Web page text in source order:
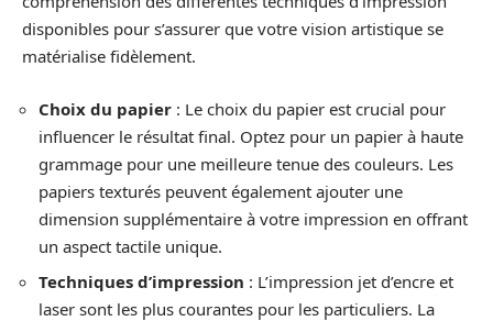
disponibles pour s’assurer que votre vision artistique se
matérialise fidèlement.
Choix du papier : Le choix du papier est crucial pour
influencer le résultat final. Optez pour un papier à haute
grammage pour une meilleure tenue des couleurs. Les
papiers texturés peuvent également ajouter une
dimension supplémentaire à votre impression en offrant
un aspect tactile unique.
Techniques d’impression : L’impression jet d’encre et
laser sont les plus courantes pour les particuliers. La